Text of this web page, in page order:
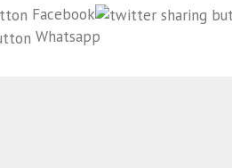
Facebook
Whatsapp